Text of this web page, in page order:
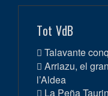
Tot VdB
Talavante
Arriazu, el
l’Aldea
La Peña